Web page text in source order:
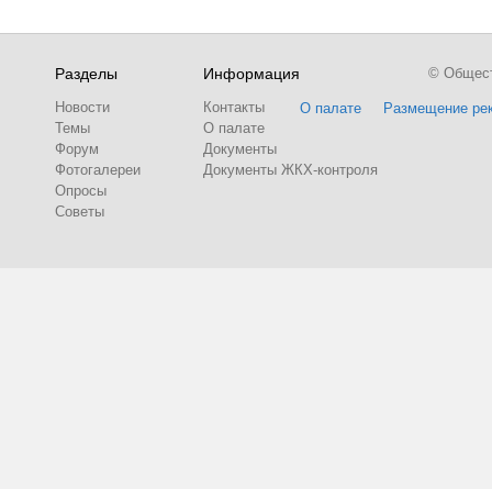
Разделы
Новости
Темы
Форум
Фотогалереи
Опросы
Советы
Информация
Контакты
О палате
Документы
Документы ЖКХ-контроля
О палате Размещение
©